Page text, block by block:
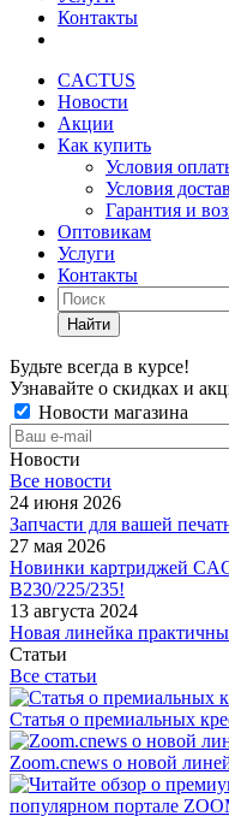
Контакты
CACTUS
Новости
Акции
Как купить
Условия
Условия
Гарантия и
Оптовикам
Услуги
Контакты
Найти
Будьте всегда в курсе!
Узнавайте о скидках и
Новости магазина
Новости
Все новости
24 июня 2026
Запчасти для вашей
27 мая 2026
Новинки картриджей
B230/225/235!
13 августа 2024
Новая линейка
Статьи
Все статьи
Статья о премиальных
Zoom.cnews о новой